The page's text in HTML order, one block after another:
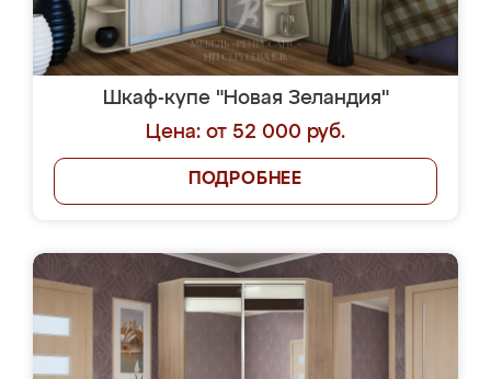
Шкаф-купе "Новая Зеландия"
Цена: от 52 000 руб.
ПОДРОБНЕЕ